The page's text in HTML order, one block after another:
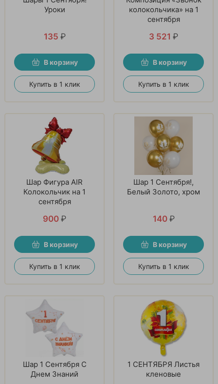
Уроки
135 ₽
В корзину
Купить в 1 клик
колокольчика» на 1
сентября
3 521 ₽
В корзину
Купить в 1 клик
Шар Фигура AIR
Колокольчик на 1
сентября
900 ₽
В корзину
Купить в 1 клик
Шар 1 Сентября!,
Белый Золото, хром
140 ₽
В корзину
Купить в 1 клик
Шар 1 Сентября С
Днем Знаний
1 СЕНТЯБРЯ Листья
кленовые